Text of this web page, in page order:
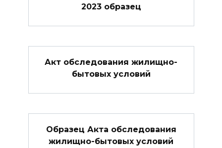
2023 образец
Акт обследования жилищно-
бытовых условий
Образец Акта обследования
жилищно-бытовых условий